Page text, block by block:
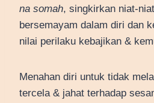
na somah, singkirkan niat-
bersemayam dalam diri dan
nilai perilaku kebajikan &
Menahan diri untuk tidak
tercela & jahat terhadap